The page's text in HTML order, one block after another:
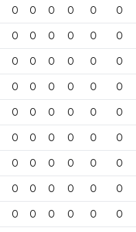
0 0 0 0 0 0
0 0 0 0 0 0
0 0 0 0 0 0
0 0 0 0 0 0
0 0 0 0 0 0
0 0 0 0 0 0
0 0 0 0 0 0
0 0 0 0 0 0
0 0 0 0 0 0